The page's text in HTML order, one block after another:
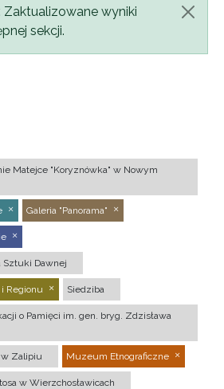
wyniki
sekcji.
Matejce "Koryznówka" w Nowym
Galeria "Panorama"
Sztuki Dawnej
Regionu Siedziba
o Pamięci im. gen. bryg. Zdzisława
w Zalipiu Muzeum Etnograficzne
w Wierzchosławicach